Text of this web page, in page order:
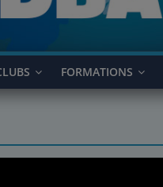
FORMATIONS